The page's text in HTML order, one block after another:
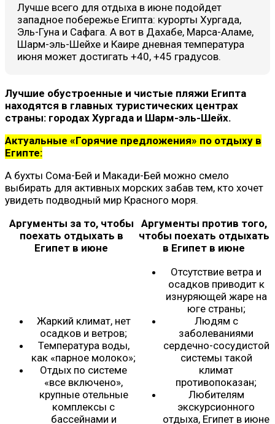
Лучше всего для отдыха в июне подойдет
западное побережье Египта: курорты Хургада,
Эль-Гуна и Сафага. А вот в Дахабе, Марса-Аламе,
Шарм-эль-Шейхе и Каире дневная температура
июня может достигать +40, +45 градусов.
Лучшие обустроенные и чистые пляжи Египта
находятся в главных туристических центрах
страны: городах Хургада и Шарм-эль-Шейх.
Актуальные «Горячие предложения» по отдыху в
Египте:
А бухты Сома-Бей и Макади-Бей можно смело
выбирать для активных морских забав тем, кто хочет
увидеть подводный мир Красного моря.
Аргументы за то, чтобы
поехать отдыхать в
Египет в июне
Аргументы против того,
чтобы поехать отдыхать
в Египет в июне
Жаркий климат, нет
осадков и ветров;
Температура воды,
как «парное молоко»;
Отдых по системе
«все включено»,
крупные отельные
комплексы с
бассейнами и
Отсутствие ветра и
осадков приводит к
изнуряющей жаре на
юге страны;
Людям с
заболеваниями
сердечно-сосудистой
системы такой
климат
противопоказан;
Любителям
экскурсионного
отдыха, Египет в июне